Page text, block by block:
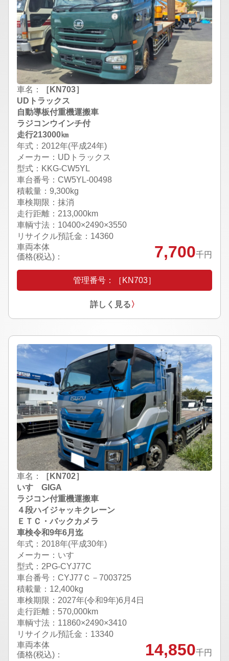
車名：
［KN703］
UDトラックス
自動導板付重機運搬車
ラジコンウインチ付
走行213000㎞
年式：2012年(平成24年)
メーカー：UDトラックス
型式：KKG-CW5YL
車台番号：CW5YL-00498
積載量：9,300kg
車検期限：抹消
走行距離：213,000km
車輌寸法：10400×2490×3550
リサイクル預託金：14360
車両本体
価格(税込)：
7,700千円
管理番号：［KN703］
詳しく見る〉
車名：
［KN702］
いすゞGIGA
ラジコン付重機運搬車
４段ハイジャッキクレーン
ＥＴＣ・バックカメラ
車検令和9年6月迄
年式：2018年(平成30年)
メーカー：いすゞ
型式：2PG-CYJ77C
車台番号：CYJ77Ｃ－7003725
積載量：12,400kg
車検期限： 2027年(令和9年)6月4日
走行距離：570,000km
車輌寸法：11860×2490×3410
リサイクル預託金：13340
車両本体
価格(税込)：
14,850千円